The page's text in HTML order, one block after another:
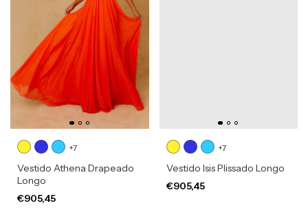
+7
Vestido Athena Drapeado
Longo
€905,45
+7
Vestido Isis Plissado Longo
€905,45